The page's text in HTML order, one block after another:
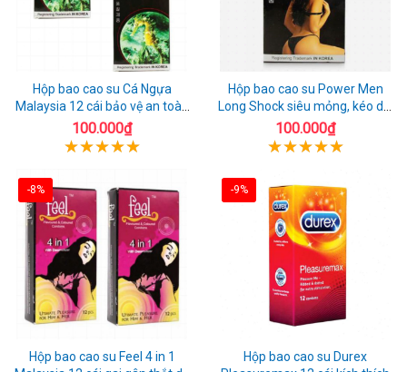
Hộp bao cao su Cá Ngựa
Malaysia 12 cái bảo vệ an toàn
tuyệt đối
100.000₫
Hộp bao cao su Power Men
Long Shock siêu mỏng, kéo dài
quan hệ thoải mái
100.000₫
-8%
Hộp bao cao su Feel 4 in 1
-9%
Hộp bao cao su Durex